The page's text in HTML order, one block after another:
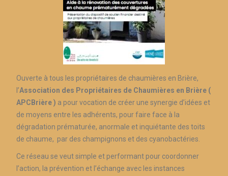
Ouverte à tous les propriétaires de chaumières en Brière,
l’Association des Propriétaires de Chaumières en Brière (
APCBrière ) a pour vocation de créer une synergie d’idées et
de moyens entre les adhérents, pour faire face à la
dégradation prématurée, anormale et inquiétante des toits
de chaume, par des champignons et des cyanobactéries.
Ce réseau se veut simple et performant pour coordonner
l’action, la prévention et l’échange avec les instances